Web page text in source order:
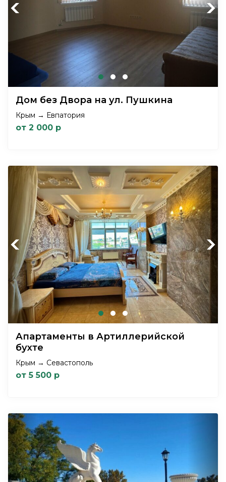
Previous Next
Дом без Двора на ул. Пушкина
Крым → Евпатория
от 2 000 р
Previous Next
Апартаменты в Артиллерийской
бухте
Крым → Севастополь
от 5 500 р